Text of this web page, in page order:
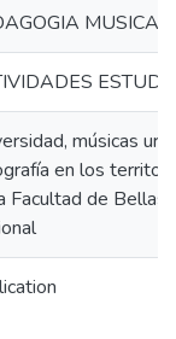
MUSICAL
músicas
en los
Facultad de Bellas